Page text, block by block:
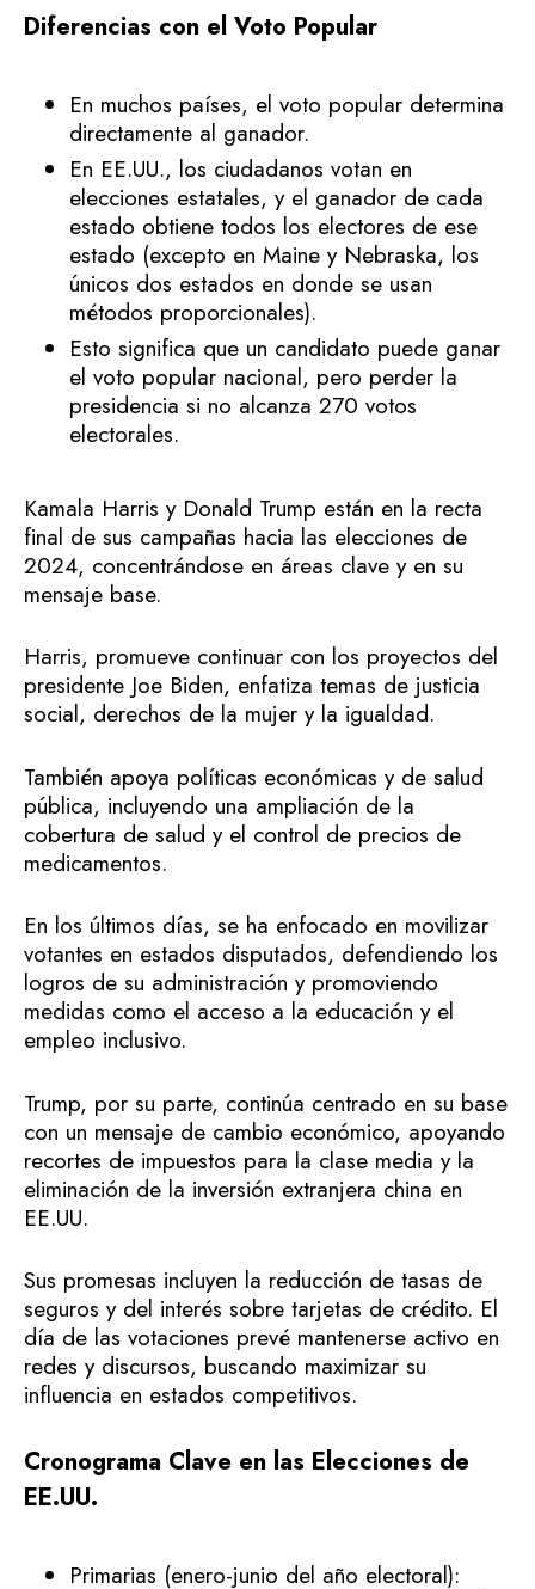
Diferencias con el Voto Popular
En muchos países, el voto popular determina
directamente al ganador.
En EE.UU., los ciudadanos votan en
elecciones estatales, y el ganador de cada
estado obtiene todos los electores de ese
estado (excepto en Maine y Nebraska, los
únicos dos estados en donde se usan
métodos proporcionales).
Esto significa que un candidato puede ganar
el voto popular nacional, pero perder la
presidencia si no alcanza 270 votos
electorales.
Kamala Harris y Donald Trump están en la recta
final de sus campañas hacia las elecciones de
2024, concentrándose en áreas clave y en su
mensaje base.
Harris, promueve continuar con los proyectos del
presidente Joe Biden, enfatiza temas de justicia
social, derechos de la mujer y la igualdad.
También apoya políticas económicas y de salud
pública, incluyendo una ampliación de la
cobertura de salud y el control de precios de
medicamentos.
En los últimos días, se ha enfocado en movilizar
votantes en estados disputados, defendiendo los
logros de su administración y promoviendo
medidas como el acceso a la educación y el
empleo inclusivo.
Trump, por su parte, continúa centrado en su base
con un mensaje de cambio económico, apoyando
recortes de impuestos para la clase media y la
eliminación de la inversión extranjera china en
EE.UU.
Sus promesas incluyen la reducción de tasas de
seguros y del interés sobre tarjetas de crédito. El
día de las votaciones prevé mantenerse activo en
redes y discursos, buscando maximizar su
influencia en estados competitivos.
Cronograma Clave en las Elecciones de
EE.UU.
Primarias (enero-junio del año electoral):